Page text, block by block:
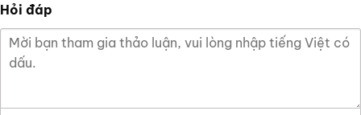
Hỏi đáp